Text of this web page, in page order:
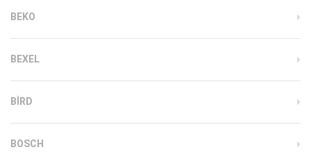
BEKO
BEXEL
BIRD
BOSCH